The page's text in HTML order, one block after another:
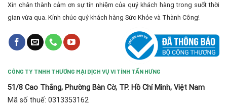
Xin chân thành cảm ơn sự tín nhiệm của quý khách hàng trong suốt thời
gian vừa qua. Kính chúc quý khách hàng Sức Khỏe và Thành Công!
CÔNG TY TNHH THƯƠNG MẠI DỊCH VỤ VI TÍNH TẤN HƯNG
51/8 Cao Thắng, Phường Bàn Cờ, TP. Hồ Chí Minh, Việt Nam
Mã số thuế: 0313353162